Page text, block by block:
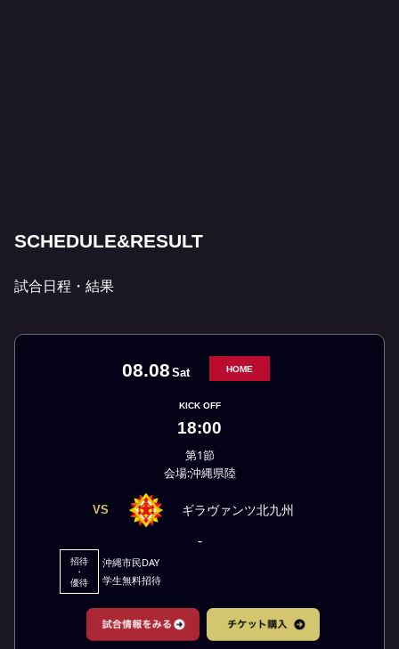
SCHEDULE&RESULT
試合日程・結果
08.08 Sat HOME
KICK OFF
18:00
第1節
会場:沖縄県陸
VS ギラヴァンツ北九州
-
招待
・
優待
沖縄市民DAY
学生無料招待